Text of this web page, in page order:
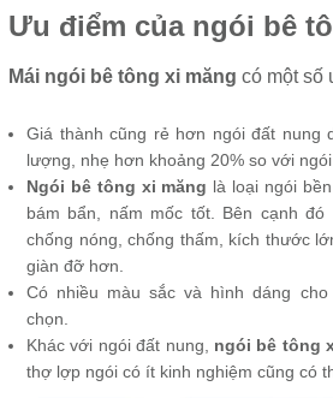
Ưu điểm của ngói bê
Mái ngói bê tông xi măng có một số
Giá thành cũng rẻ hơn ngói đất nung
lượng, nhẹ hơn khoảng 20% so với
Ngói bê tông xi măng là loại ngói
bám bẩn, nấm mốc tốt. Bên cạnh
chống nóng, chống thấm, kích thước
giàn đỡ hơn.
Có nhiều màu sắc và hình dáng
chọn.
Khác với ngói đất nung, ngói bê tông
thợ lợp ngói có ít kinh nghiệm cũng có